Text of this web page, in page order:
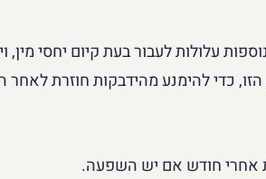
עלולות לעבור בעת קיום יחסי מין,
כדי להימנע מהידבקות חוזרת לאחר
אחרי חודש אם יש השפעה.